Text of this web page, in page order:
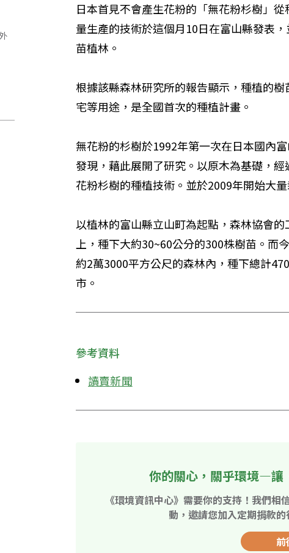
日本首見不會產生花粉的「無花粉杉樹」從
量生產的技術於這個月10日在富山縣發表
苗植林。
根據該縣森林研究所的報告顯示，種植的樹
宅等用途，是全國首次的種植計畫。
無花粉的杉樹於1992年第一次在日本國內
發現，藉此展開了研究。以原木為基礎，
花粉杉樹的種植技術。並於2009年開始大量
以植林的富山縣立山町為起點，森林協會
上，種下大約30~60公分的300株樹苗。而
約2萬3000平方公尺的森林內，種下總計
市。
參考資料
讀賣新聞
你的關心，關乎環境—讓
《環境資訊中心》需要你的支持！我們
動，邀請您加入定期捐款
前